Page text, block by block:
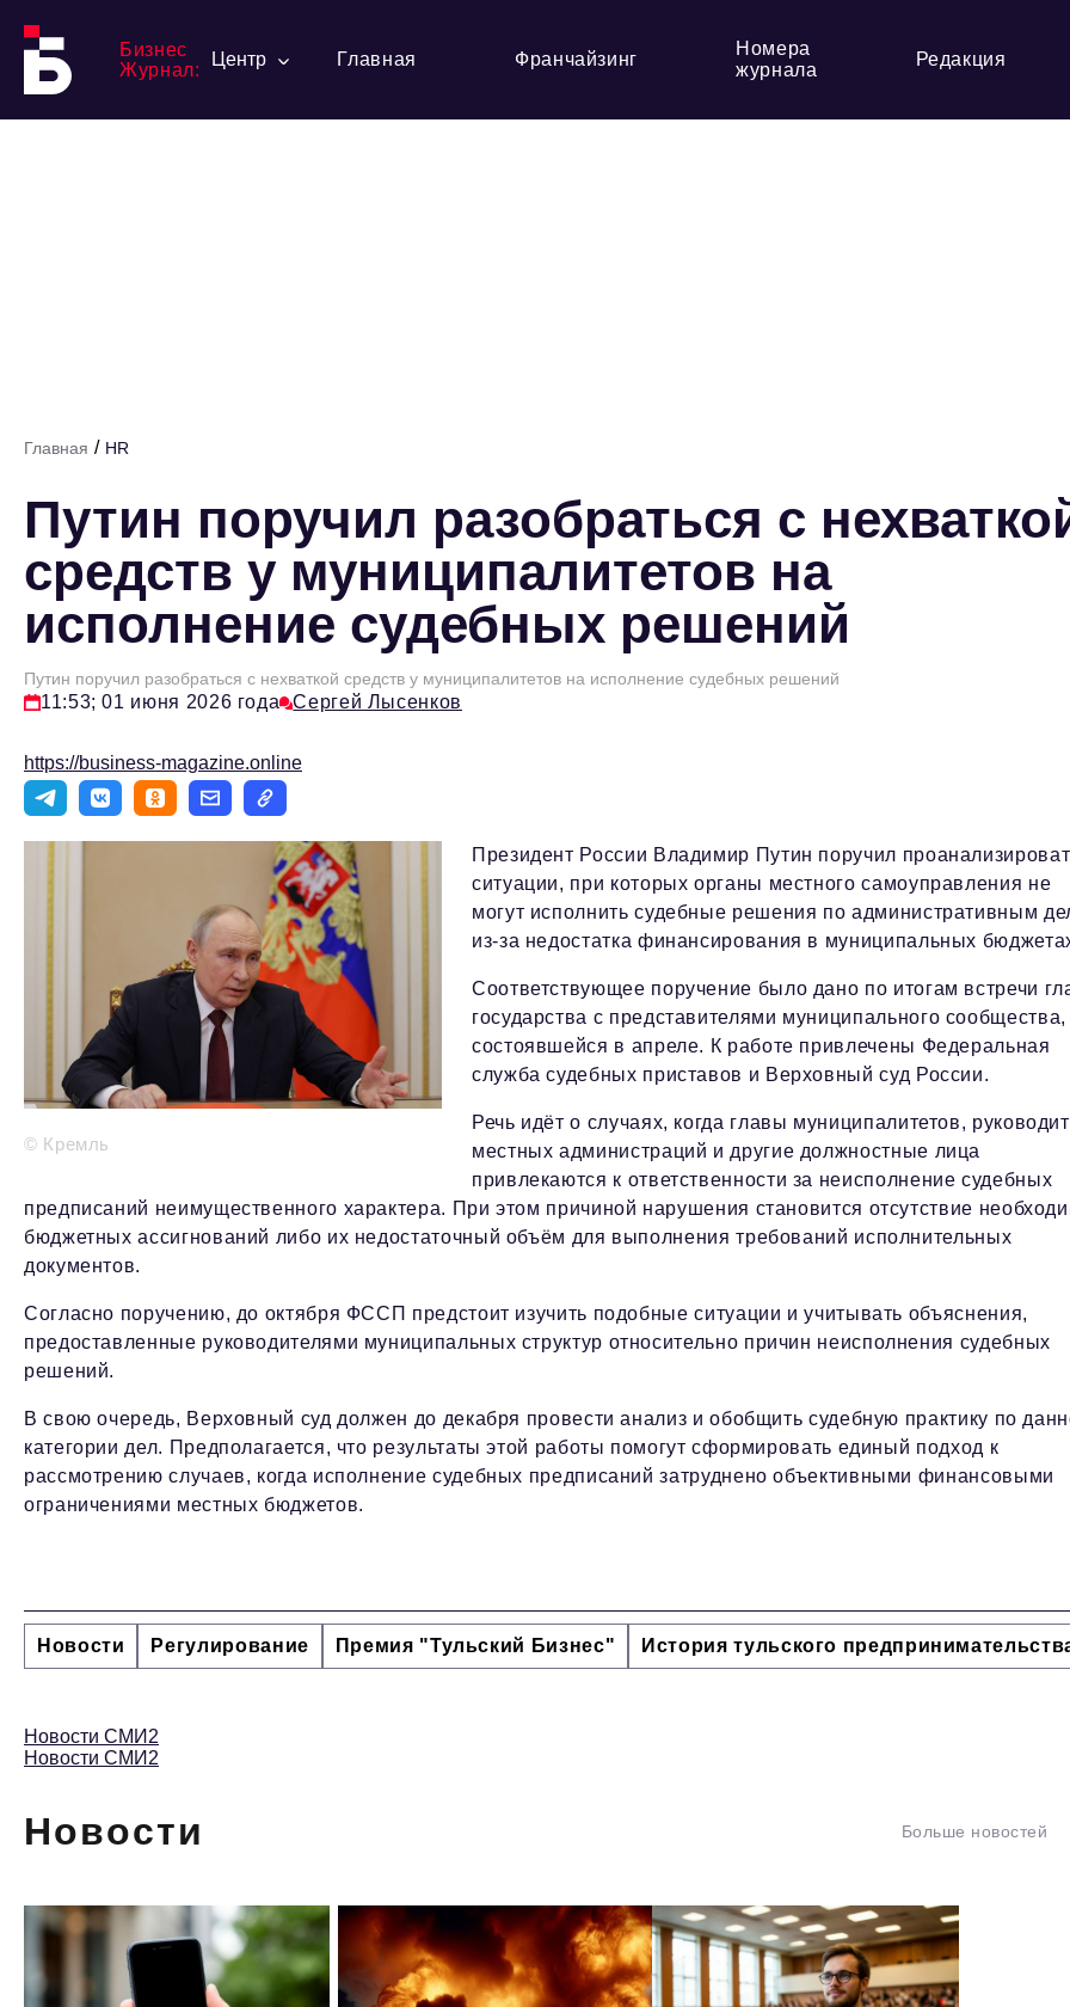
Бизнес
Журнал:
Центр Главная Франчайзинг
Номера
журнала
Редакция
Главная / HR
Путин поручил разобраться с
средств у муниципалитетов на
исполнение судебных решений
Путин поручил разобраться с нехваткой средств у муниципалитетов на исполнение судебных решений
11:53; 01 июня 2026 года Сергей Лысенков
https://business-magazine.online
© Кремль
Президент России Владимир Путин поручил
ситуации, при которых органы местного самоуправления не
могут исполнить судебные решения по административным
из-за недостатка финансирования в муниципальных
Соответствующее поручение было дано по итогам встречи
государства с представителями муниципального сообщества,
состоявшейся в апреле. К работе привлечены Федеральная
служба судебных приставов и Верховный суд России.
Речь идёт о случаях, когда главы муниципалитетов,
местных администраций и другие должностные лица
привлекаются к ответственности за неисполнение судебных
предписаний неимущественного характера. При этом причиной нарушения становится отсутствие
бюджетных ассигнований либо их недостаточный объём для выполнения требований исполнительных
документов.
Согласно поручению, до октября ФССП предстоит изучить подобные ситуации и учитывать объяснения,
предоставленные руководителями муниципальных структур относительно причин неисполнения судебных
решений.
В свою очередь, Верховный суд должен до декабря провести анализ и обобщить судебную практику по
категории дел. Предполагается, что результаты этой работы помогут сформировать единый подход к
рассмотрению случаев, когда исполнение судебных предписаний затруднено объективными финансовыми
ограничениями местных бюджетов.
Новости Регулирование Премия "Тульский Бизнес" История тульского
Новости СМИ2
Новости СМИ2
Новости Больше новостей